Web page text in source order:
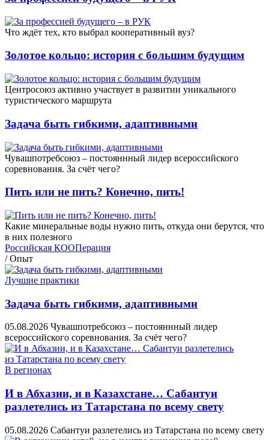
Что ждёт тех, кто выбрал кооперативный вуз?
Золотое кольцо: история с большим будущим
Центросоюз активно участвует в развитии уникального
туристического маршрута
Задача быть гибкими, адаптивными
Чувашпотребсоюз – постояннный лидер всероссийского
соревнования. За счёт чего?
Пить или не пить? Конечно, пить!
Какие минеральные воды нужно пить, откуда они берутся, что
в них полезного
Российская КООПерация
/ Опыт
Лучшие практики
Задача быть гибкими, адаптивными
05.08.2026 Чувашпотребсоюз – постояннный лидер
всероссийского соревнования. За счёт чего?
В регионах
И в Абхазии, и в Казахстане… Сабантуи
разлетелись из Татарстана по всему свету
05.08.2026 Сабантуи разлетелись из Татарстана по всему свету